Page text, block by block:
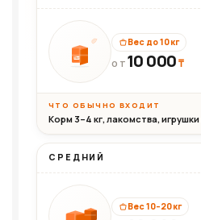
10кг
Вес до 10 кг
ОТ 10 000₸
ЧТО ОБЫЧНО ВХОДИТ
Корм 3–4 кг, лакомства, игрушки
СРЕДНИЙ
Вес 10–20 кг